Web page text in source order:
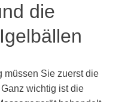
die
müssen Sie zuerst die
wichtig ist die